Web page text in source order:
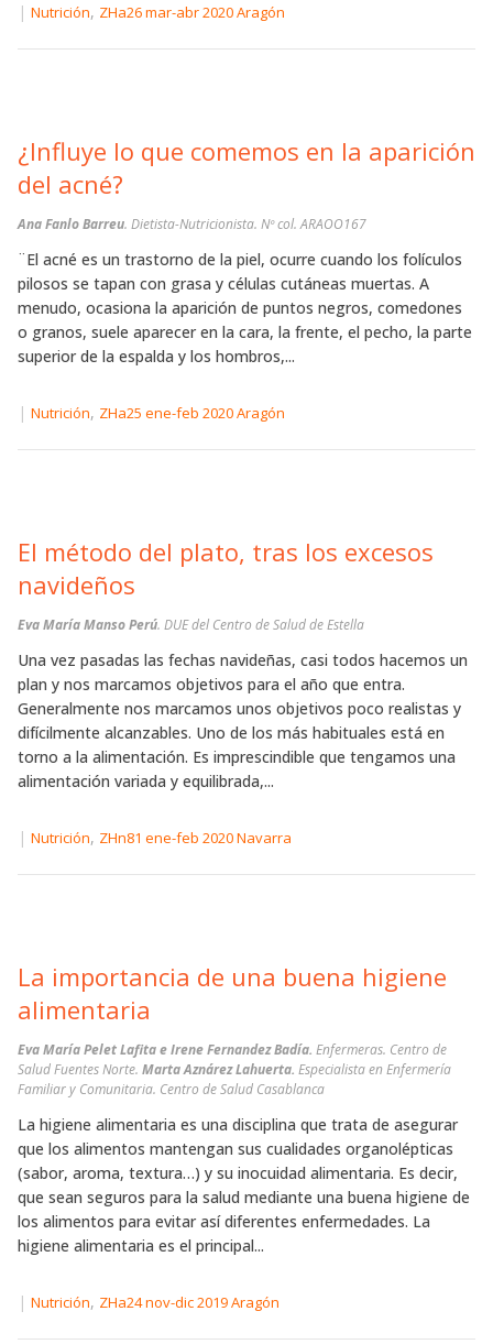
| Nutrición, ZHa26 mar-abr 2020 Aragón
¿Influye lo que comemos en la aparición
del acné?
Ana Fanlo Barreu. Dietista-Nutricionista. Nº col. ARAOO167
¨El acné es un trastorno de la piel, ocurre cuando los folículos
pilosos se tapan con grasa y células cutáneas muertas. A
menudo, ocasiona la aparición de puntos negros, comedones
o granos, suele aparecer en la cara, la frente, el pecho, la parte
superior de la espalda y los hombros,...
| Nutrición, ZHa25 ene-feb 2020 Aragón
El método del plato, tras los excesos
navideños
Eva María Manso Perú. DUE del Centro de Salud de Estella
Una vez pasadas las fechas navideñas, casi todos hacemos un
plan y nos marcamos objetivos para el año que entra.
Generalmente nos marcamos unos objetivos poco realistas y
difícilmente alcanzables. Uno de los más habituales está en
torno a la alimentación. Es imprescindible que tengamos una
alimentación variada y equilibrada,...
| Nutrición, ZHn81 ene-feb 2020 Navarra
La importancia de una buena higiene
alimentaria
Eva María Pelet Lafita e Irene Fernandez Badía. Enfermeras. Centro de
Salud Fuentes Norte. Marta Aznárez Lahuerta. Especialista en Enfermería
Familiar y Comunitaria. Centro de Salud Casablanca
La higiene alimentaria es una disciplina que trata de asegurar
que los alimentos mantengan sus cualidades organolépticas
(sabor, aroma, textura…) y su inocuidad alimentaria. Es decir,
que sean seguros para la salud mediante una buena higiene de
los alimentos para evitar así diferentes enfermedades. La
higiene alimentaria es el principal...
| Nutrición, ZHa24 nov-dic 2019 Aragón